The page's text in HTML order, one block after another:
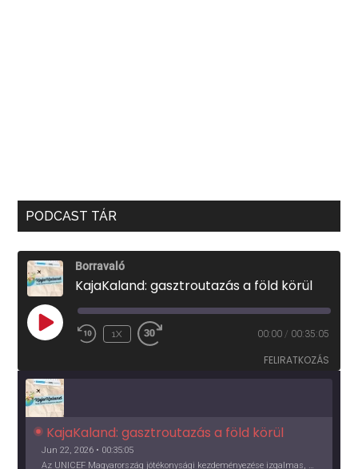
PODCAST TÁR
Borravaló
KajaKaland: gasztroutazás a föld körül
PLAY
EPISODE
1X 00:00 / 00:35:05
FELIRATKOZÁS
KajaKaland: gasztroutazás a föld körül
Jun 22, 2026 • 00:35:05
Az UNICEF Magyarország jótékonysági kezdeményezése izgalmas, egész éves világkörüli ízutazásra hív, igazi családi program és gasztroedukáció, illetve segítség a rászorulóknak is egyben.